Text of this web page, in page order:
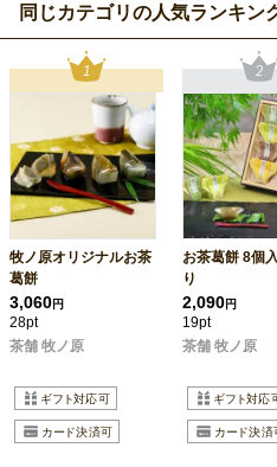
同じカテゴリの人気ランキン
牧ノ原オリジナルお茶
葛餅
3,060円
28pt
茶舗 牧ノ原
お茶葛餅 8個入
2,090円
19pt
茶舗 牧ノ原